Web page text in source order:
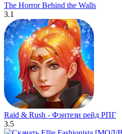
The Horror Behind the Walls
3.1
Raid & Rush - Фэнтези рейд РПГ
3.5